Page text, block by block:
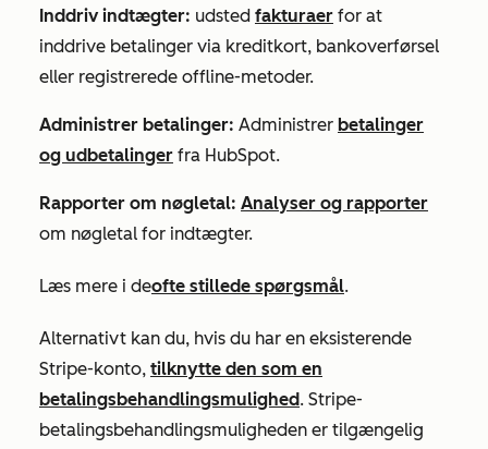
Inddriv indtægter: udsted fakturaer for at
inddrive betalinger via kreditkort, bankoverførsel
eller registrerede offline-metoder.
Administrer betalinger: Administrer betalinger
og udbetalinger fra HubSpot.
Rapporter om nøgletal: Analyser og rapporter
om nøgletal for indtægter.
Læs mere i deofte stillede spørgsmål.
Alternativt kan du, hvis du har en eksisterende
Stripe-konto, tilknytte den som en
betalingsbehandlingsmulighed. Stripe-
betalingsbehandlingsmuligheden er tilgængelig